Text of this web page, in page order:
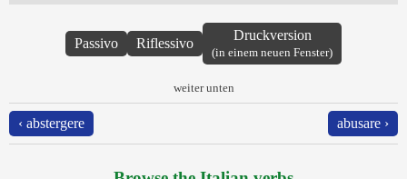
Passivo Riflessivo
Druckversion
(in einem neuen Fenster)
weiter unten
‹ abstergere abusare ›